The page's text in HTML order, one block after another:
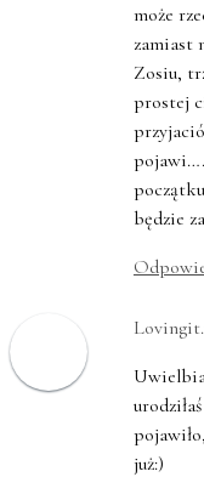
może
zamiast
Zosiu,
prostej
będzie
już:)